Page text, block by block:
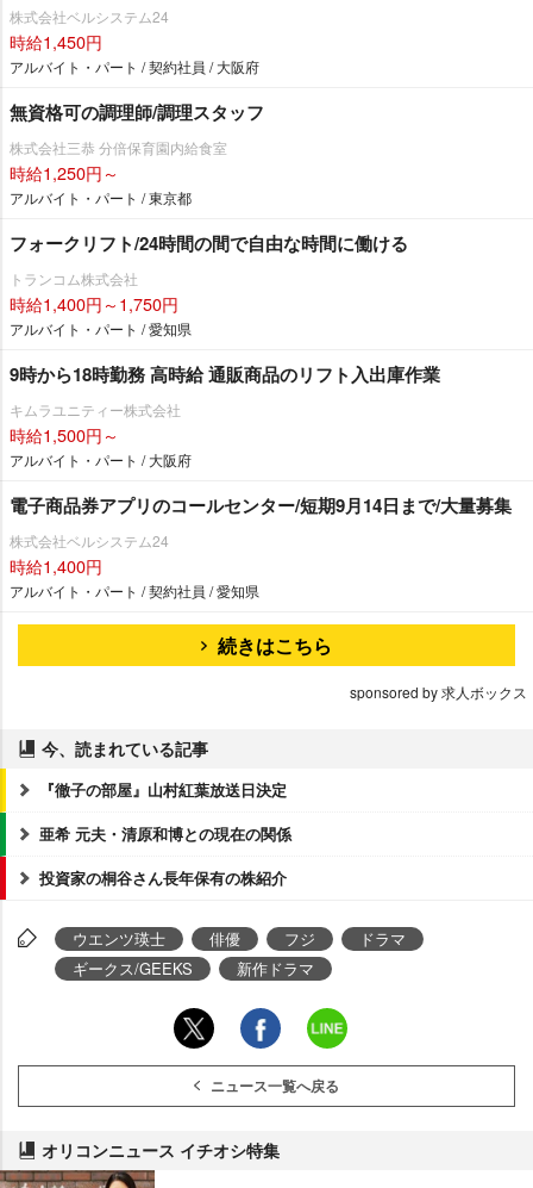
株式会社ベルシステム24
時給1,450円
アルバイト・パート / 契約社員 / 大阪府
無資格可の調理師/調理スタッフ
株式会社三恭 分倍保育園内給食室
時給1,250円～
アルバイト・パート / 東京都
フォークリフト/24時間の間で自由な時間に働ける
トランコム株式会社
時給1,400円～1,750円
アルバイト・パート / 愛知県
9時から18時勤務 高時給 通販商品のリフト入出庫作業
キムラユニティー株式会社
時給1,500円～
アルバイト・パート / 大阪府
電子商品券アプリのコールセンター/短期9月14日まで/大量募集
株式会社ベルシステム24
時給1,400円
アルバイト・パート / 契約社員 / 愛知県
続きはこちら
sponsored by 求人ボックス
今、読まれている記事
『徹子の部屋』山村紅葉放送日決定
亜希 元夫・清原和博との現在の関係
投資家の桐谷さん長年保有の株紹介
ウエンツ瑛士 俳優 フジ
ドラマ
ギークス/GEEKS
新作ドラマ
ニュース一覧へ戻る
オリコンニュース イチオシ特集